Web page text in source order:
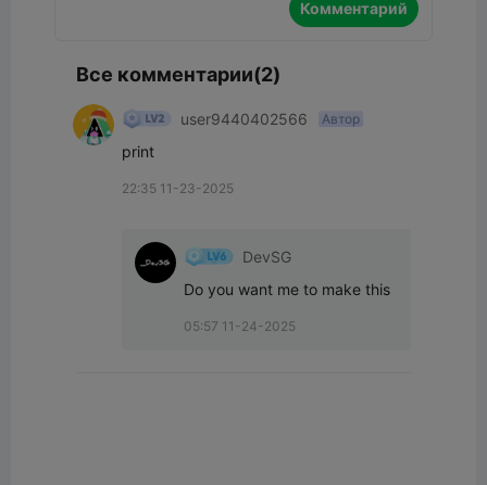
Комментарий
Все комментарии(2)
user9440402566 Автор
print
22:35 11-23-2025
DevSG
Do you want me to make this
05:57 11-24-2025